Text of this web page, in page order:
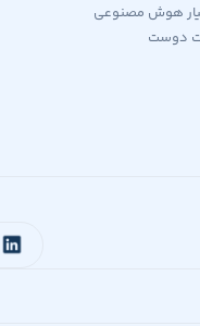
هوش مصنوعی
دوست